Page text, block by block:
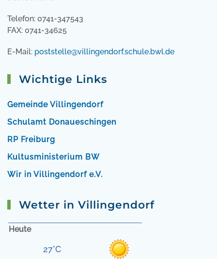
Telefon: 0741-347543
FAX: 0741-34625
E-Mail: poststelle@villingendorf.schule.bwl.de
Wichtige Links
Gemeinde Villingendorf
Schulamt Donaueschingen
RP Freiburg
Kultusministerium BW
Wir in Villingendorf e.V.
Wetter in Villingendorf
Heute
27°C